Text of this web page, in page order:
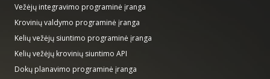
Vežėjų integravimo programinė įranga
Krovinių valdymo programinė įranga
Kelių vežėjų siuntimo programinė įranga
Kelių vežėjų krovinių siuntimo API
Dokų planavimo programinė įranga